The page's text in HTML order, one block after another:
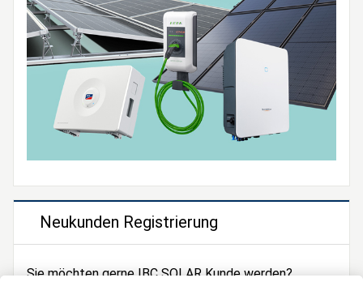
Neukunden Registrierung
Sie möchten gerne IBC SOLAR Kunde werden?